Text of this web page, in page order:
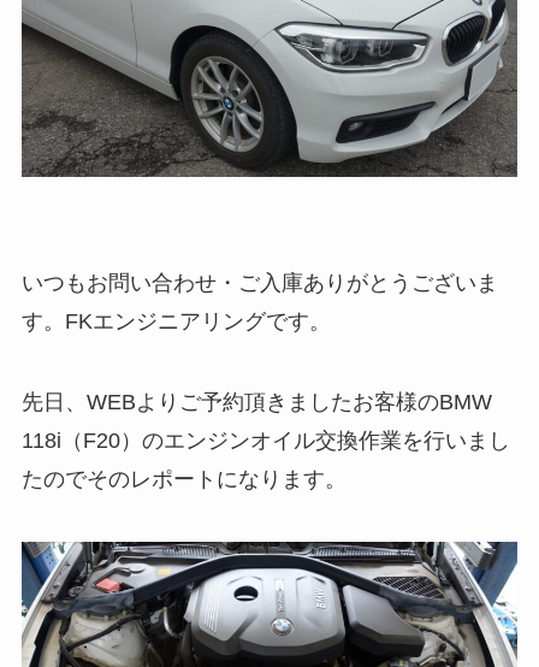
いつもお問い合わせ・ご入庫ありがとうございま
す。FKエンジニアリングです。
先日、WEBよりご予約頂きましたお客様のBMW
118i（F20）のエンジンオイル交換作業を行いまし
たのでそのレポートになります。